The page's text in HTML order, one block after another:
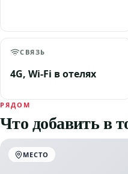
СВЯЗЬ
4G, Wi-Fi в отелях
РЯДОМ
Что добавить в
МЕСТО